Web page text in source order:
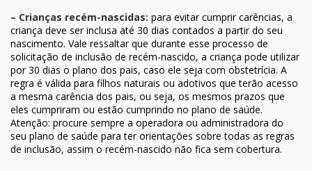
– Crianças recém-nascidas: para evitar cumprir carências, a
criança deve ser inclusa até 30 dias contados a partir do seu
nascimento. Vale ressaltar que durante esse processo de
solicitação de inclusão de recém-nascido, a criança pode utilizar
por 30 dias o plano dos pais, caso ele seja com obstetrícia. A
regra é válida para filhos naturais ou adotivos que terão acesso
a mesma carência dos pais, ou seja, os mesmos prazos que
eles cumpriram ou estão cumprindo no plano de saúde.
Atenção: procure sempre a operadora ou administradora do
seu plano de saúde para ter orientações sobre todas as regras
de inclusão, assim o recém-nascido não fica sem cobertura.